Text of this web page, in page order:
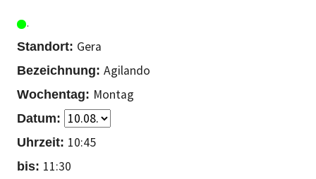
Gera
Agilando
Montag
10:45
11:30